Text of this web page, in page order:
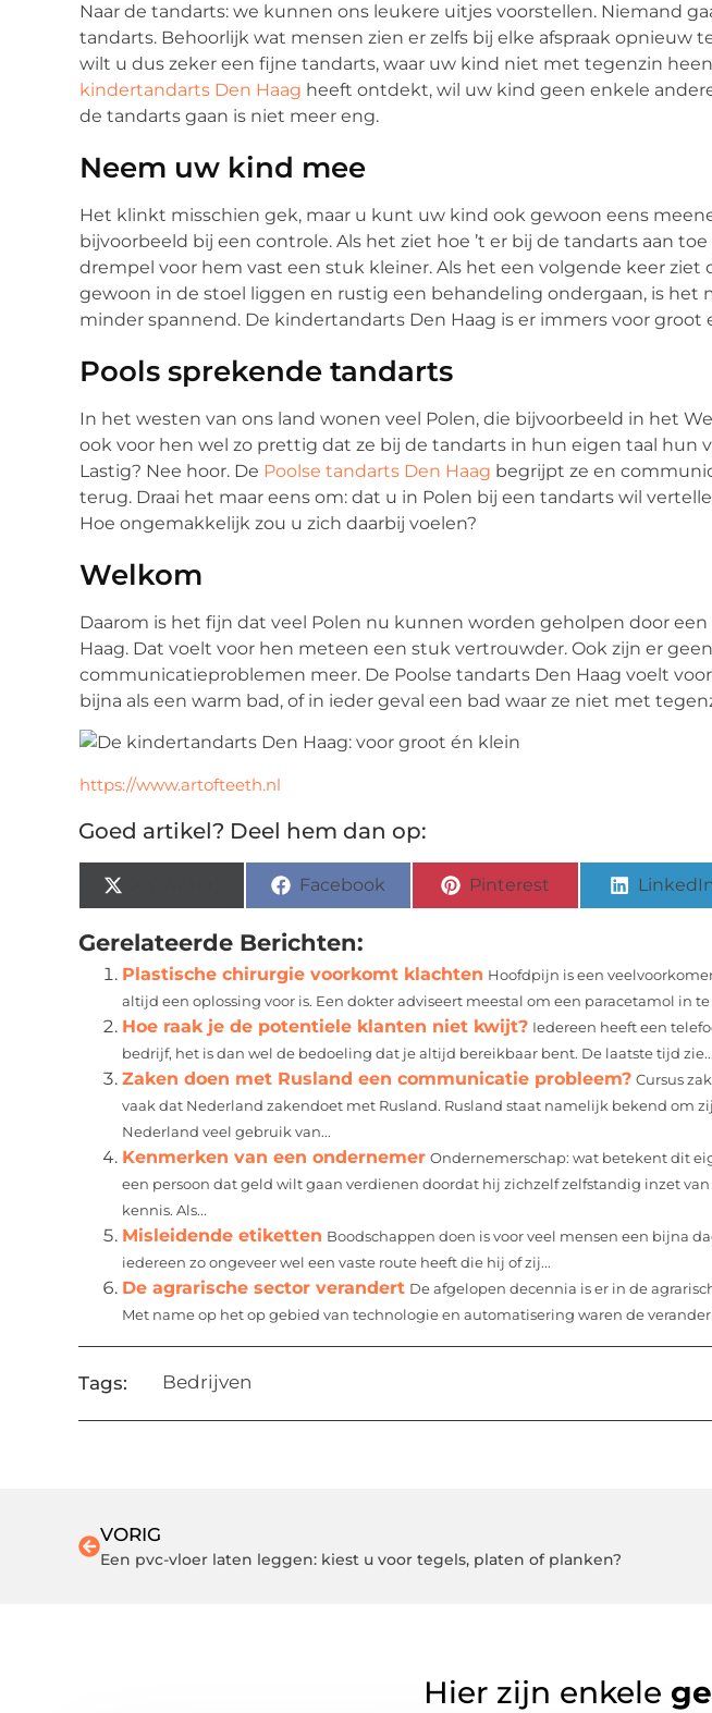
Naar de tandarts: we kunnen ons leukere uitjes voorstellen. Niemand
tandarts. Behoorlijk wat mensen zien er zelfs bij elke afspraak opnieuw
wilt u dus zeker een fijne tandarts, waar uw kind niet met tegenzin heen
kindertandarts Den Haag heeft ontdekt, wil uw kind geen enkele
de tandarts gaan is niet meer eng.
Neem uw kind mee
Het klinkt misschien gek, maar u kunt uw kind ook gewoon eens
bijvoorbeeld bij een controle. Als het ziet hoe ’t er bij de tandarts aan
drempel voor hem vast een stuk kleiner. Als het een volgende keer ziet
gewoon in de stoel liggen en rustig een behandeling ondergaan, is het
minder spannend. De kindertandarts Den Haag is er immers voor groot
Pools sprekende tandarts
In het westen van ons land wonen veel Polen, die bijvoorbeeld in het
ook voor hen wel zo prettig dat ze bij de tandarts in hun eigen taal hun
Lastig? Nee hoor. De Poolse tandarts Den Haag begrijpt ze en
terug. Draai het maar eens om: dat u in Polen bij een tandarts wil
Hoe ongemakkelijk zou u zich daarbij voelen?
Welkom
Daarom is het fijn dat veel Polen nu kunnen worden geholpen door een
Haag. Dat voelt voor hen meteen een stuk vertrouwder. Ook zijn er geen
communicatieproblemen meer. De Poolse tandarts Den Haag voelt
bijna als een warm bad, of in ieder geval een bad waar ze niet met
https://www.artofteeth.nl
Goed artikel? Deel hem dan op:
Facebook Pinterest
Gerelateerde Berichten:
Plastische chirurgie voorkomt klachten Hoofdpijn is een
altijd een oplossing voor is. Een dokter adviseert meestal om een paracetamol in
Hoe raak je de potentiele klanten niet kwijt? Iedereen heeft een
bedrijf, het is dan wel de bedoeling dat je altijd bereikbaar bent. De laatste tijd zie...
Zaken doen met Rusland een communicatie probleem? Cursus
vaak dat Nederland zakendoet met Rusland. Rusland staat namelijk bekend om
Nederland veel gebruik van...
Kenmerken van een ondernemer Ondernemerschap: wat betekent dit
een persoon dat geld wilt gaan verdienen doordat hij zichzelf zelfstandig inzet
kennis. Als...
Misleidende etiketten Boodschappen doen is voor veel mensen een bijna
iedereen zo ongeveer wel een vaste route heeft die hij of zij...
De agrarische sector verandert De afgelopen decennia is er in de
Met name op het op gebied van technologie en automatisering waren de
Tags: Bedrijven
VORIG
Een pvc-vloer laten leggen: kiest u voor tegels, platen of planken?
Hier zijn enkele